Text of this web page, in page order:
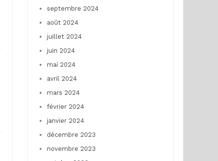
septembre 2024
août 2024
juillet 2024
juin 2024
mai 2024
avril 2024
mars 2024
février 2024
janvier 2024
décembre 2023
novembre 2023